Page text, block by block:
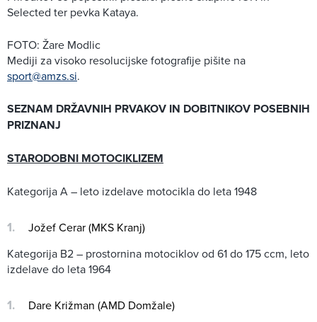
Selected ter pevka Kataya.
FOTO: Žare Modlic
Mediji za visoko resolucijske fotografije pišite na
sport@amzs.si.
SEZNAM DRŽAVNIH PRVAKOV IN DOBITNIKOV POSEBNIH
PRIZNANJ
STARODOBNI MOTOCIKLIZEM
Kategorija A – leto izdelave motocikla do leta 1948
Jožef Cerar (MKS Kranj)
Kategorija B2 – prostornina motociklov od 61 do 175 ccm, leto
izdelave do leta 1964
Dare Križman (AMD Domžale)